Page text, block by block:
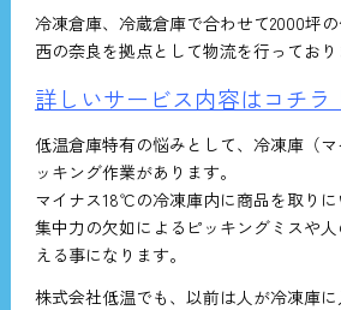
冷凍倉庫、冷蔵倉庫で合わせて2000坪
西の奈良を拠点として物流を行っており
詳しいサービス内容はコチラ
低温倉庫特有の悩みとして、冷凍庫（
ッキング作業があります。
マイナス18℃の冷凍庫内に商品を取り
集中力の欠如によるピッキングミスや
える事になります。
株式会社低温でも、以前は人が冷凍庫